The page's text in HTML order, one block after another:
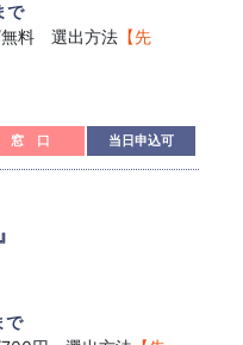
で
料 選出方法 【先
窓 口 当日申込可
で